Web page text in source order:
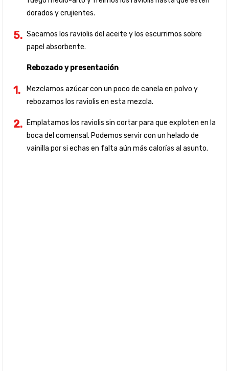
dorados y crujientes.
Sacamos los raviolis del aceite y los escurrimos sobre
papel absorbente.
Rebozado y presentación
Mezclamos azúcar con un poco de canela en polvo y
rebozamos los raviolis en esta mezcla.
Emplatamos los raviolis sin cortar para que exploten en la
boca del comensal. Podemos servir con un helado de
vainilla por si echas en falta aún más calorías al asunto.